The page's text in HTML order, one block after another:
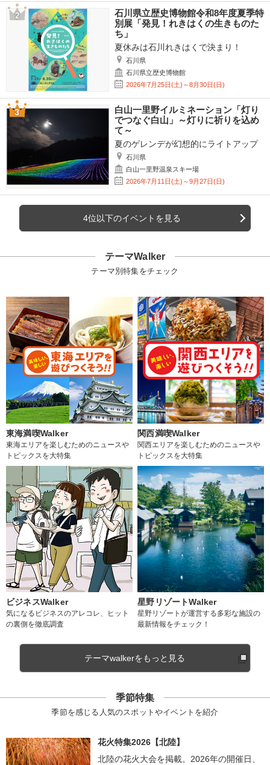
石川県立歴史博物館令和8年度夏季特
別展「発見！れきはくの生きものた
ち」
夏休みは石川れきはくで決まり！
石川県
石川県立歴史博物館
2026年7月25日(土)～8月30日(日)
白山一里野イルミネーション「灯り
でつなぐ白山」～灯りに祈りを込め
て～
夏のゲレンデが幻想的にライトアップ
石川県
白山一里野温泉スキー場
2026年7月11日(土)～9月27日(日)
4位以下のイベントを見る
テーマWalker
テーマ別特集をチェック
東海満喫Walker
東海エリアを楽しむためのニュースや
トピックスを大特集
関西満喫Walker
関西エリアを楽しむためのニュースや
トピックスを大特集
ビジネスWalker
気になるビジネスのアレコレ、ヒット
の裏側を徹底調査
星野リゾートWalker
星野リゾートが運営する多彩な施設の
最新情報をチェック！
テーマwalkerをもっと見る
季節特集
季節を感じる人気のスポットやイベントを紹介
花火特集2026【北陸】
北陸の花火大会を掲載。2026年の開催日、